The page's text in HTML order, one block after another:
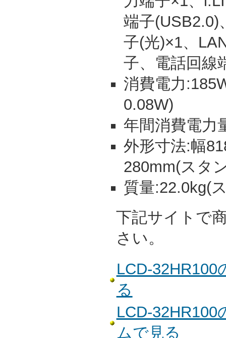
端子(USB2.0)
子(光)×1、
子、電話回線
消費電力
0.08W)
年間消費電力
外形寸法:幅
280mm(スタ
質量:22.0kg(
下記サイトで
さい。
LCD-32HR100
る
LCD-32HR100
ムで見る